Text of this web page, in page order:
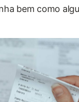
bem como